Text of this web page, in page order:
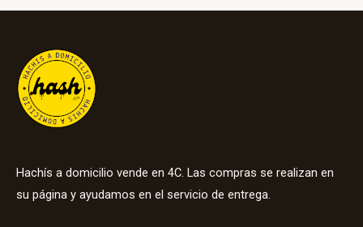
Hachís a domicilio vende en 4C. Las compras se realizan en
su página y ayudamos en el servicio de entrega.